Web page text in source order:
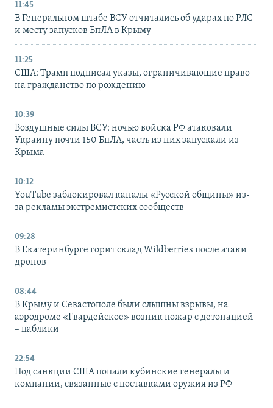
11:45
В Генеральном штабе ВСУ отчитались об ударах по РЛС
и месту запусков БпЛА в Крыму
11:25
США: Трамп подписал указы, ограничивающие право
на гражданство по рождению
10:39
Воздушные силы ВСУ: ночью войска РФ атаковали
Украину почти 150 БпЛА, часть из них запускали из
Крыма
10:12
YouTube заблокировал каналы «Русской общины» из-
за рекламы экстремистских сообществ
09:28
В Екатеринбурге горит склад Wildberries после атаки
дронов
08:44
В Крыму и Севастополе были слышны взрывы, на
аэродроме «Гвардейское» возник пожар с детонацией
– паблики
22:54
Под санкции США попали кубинские генералы и
компании, связанные с поставками оружия из РФ